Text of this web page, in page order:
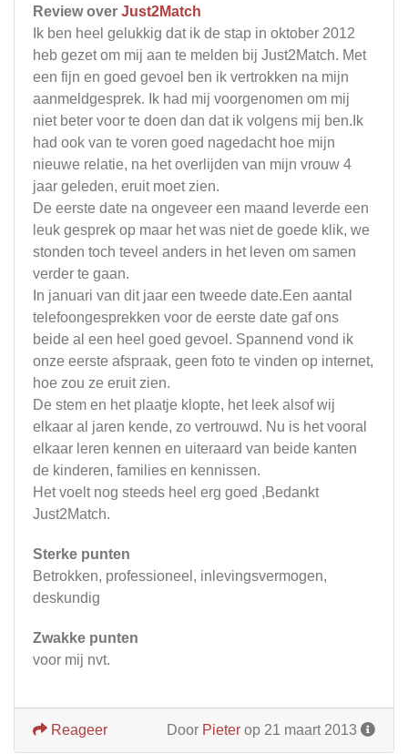
Review over Just2Match
Ik ben heel gelukkig dat ik de stap in oktober 2012
heb gezet om mij aan te melden bij Just2Match. Met
een fijn en goed gevoel ben ik vertrokken na mijn
aanmeldgesprek. Ik had mij voorgenomen om mij
niet beter voor te doen dan dat ik volgens mij ben.Ik
had ook van te voren goed nagedacht hoe mijn
nieuwe relatie, na het overlijden van mijn vrouw 4
jaar geleden, eruit moet zien.
De eerste date na ongeveer een maand leverde een
leuk gesprek op maar het was niet de goede klik, we
stonden toch teveel anders in het leven om samen
verder te gaan.
In januari van dit jaar een tweede date.Een aantal
telefoongesprekken voor de eerste date gaf ons
beide al een heel goed gevoel. Spannend vond ik
onze eerste afspraak, geen foto te vinden op internet,
hoe zou ze eruit zien.
De stem en het plaatje klopte, het leek alsof wij
elkaar al jaren kende, zo vertrouwd. Nu is het vooral
elkaar leren kennen en uiteraard van beide kanten
de kinderen, families en kennissen.
Het voelt nog steeds heel erg goed ,Bedankt
Just2Match.
Sterke punten
Betrokken, professioneel, inlevingsvermogen,
deskundig
Zwakke punten
voor mij nvt.
Door Pieter op 21 maart 2013
Reageer